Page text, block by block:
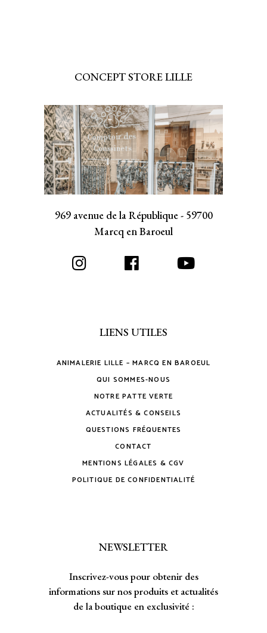
CONCEPT STORE LILLE
969 avenue de la République - 59700
Marcq en Baroeul
LIENS UTILES
ANIMALERIE LILLE – MARCQ EN BAROEUL
QUI SOMMES-NOUS
NOTRE PATTE VERTE
ACTUALITÉS & CONSEILS
QUESTIONS FRÉQUENTES
CONTACT
MENTIONS LÉGALES & CGV
POLITIQUE DE CONFIDENTIALITÉ
NEWSLETTER
Inscrivez-vous pour obtenir des
informations sur nos produits et actualités
de la boutique en exclusivité :